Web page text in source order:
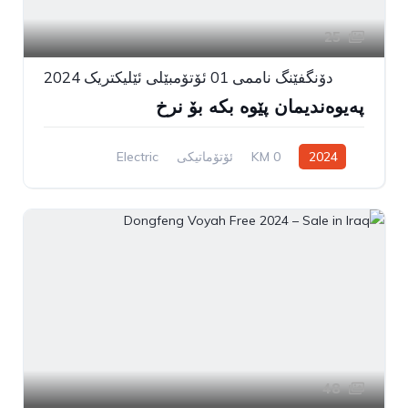
25
دۆنگفێنگ ناممی 01 ئۆتۆمبێلی ئێلیکتریک 2024
پەیوەندیمان پێوە بکە بۆ نرخ
2024
0 KM ئۆتۆماتیکی
Electric
48